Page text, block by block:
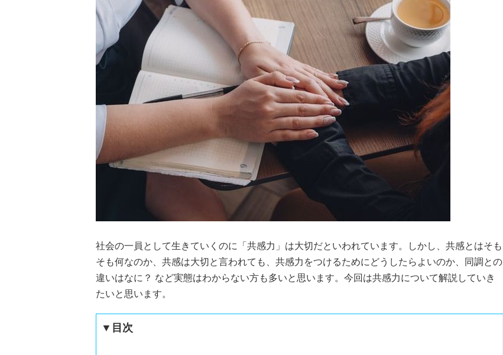
社会の一員として生きていくのに「共感力」は大切だといわれています。しかし、共感とはそも
そも何なのか、共感は大切と言われても、共感力をつけるためにどうしたらよいのか、同調との
違いはなに？ など実態はわからない方も多いと思います。今回は共感力について解説していき
たいと思います。
▼目次